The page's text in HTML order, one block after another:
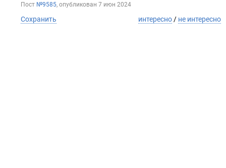
Пост №9585, опубликован 7 июн 2024
Сохранить интересно / не интересно